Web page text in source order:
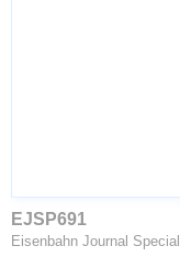
EJSP691
Eisenbahn Journal